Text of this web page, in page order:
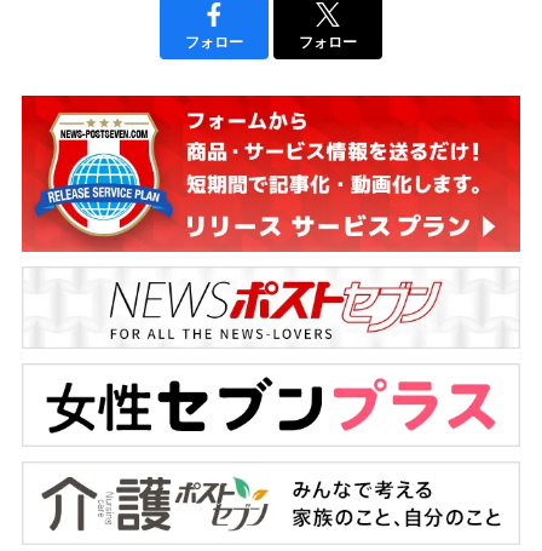
フォロー フォロー